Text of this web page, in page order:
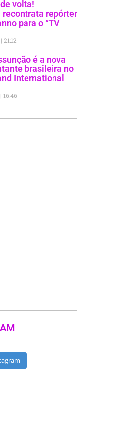
volta!
recontrata repórter
para o “TV
21:12
é a nova
brasileira no
International
16:46